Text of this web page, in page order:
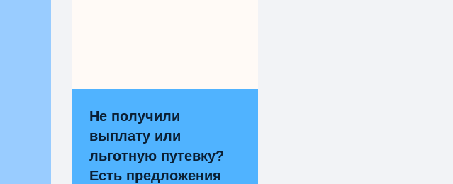
Не получили
выплату или
льготную путевку?
Есть предложения